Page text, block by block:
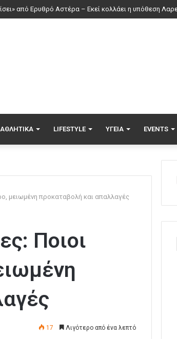
Σαββάτου ο αγώνας της με την Γκοφ στο Τορόντο
ΑΘΛΗΤΙΚΆ LIFESTYLE ΥΓΕΊΑ EVENTS
μειωμένη προκαταβολή και απαλλαγές
Ποιοι
17 Λιγότερο από ένα λεπτό